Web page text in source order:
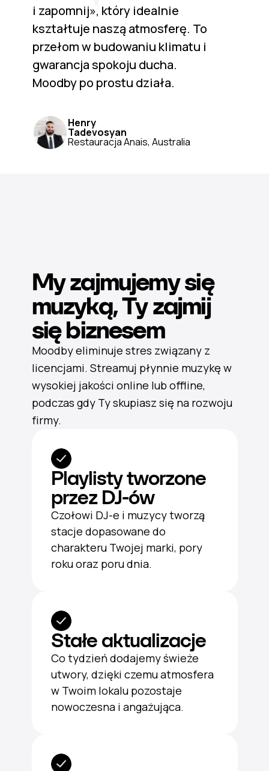
i zapomnij», który idealnie
kształtuje naszą atmosferę. To
przełom w budowaniu klimatu i
gwarancja spokoju ducha.
Moodby po prostu działa.
Henry
Tadevosyan
Restauracja Anais, Australia
My zajmujemy się
muzyką, Ty zajmij
się biznesem
Moodby eliminuje stres związany z
licencjami. Streamuj płynnie muzykę w
wysokiej jakości online lub offline,
podczas gdy Ty skupiasz się na rozwoju
firmy.
Playlisty tworzone
przez DJ-ów
Czołowi DJ-e i muzycy tworzą
stacje dopasowane do
charakteru Twojej marki, pory
roku oraz poru dnia.
Stałe aktualizacje
Co tydzień dodajemy świeże
utwory, dzięki czemu atmosfera
w Twoim lokalu pozostaje
nowoczesna i angażująca.